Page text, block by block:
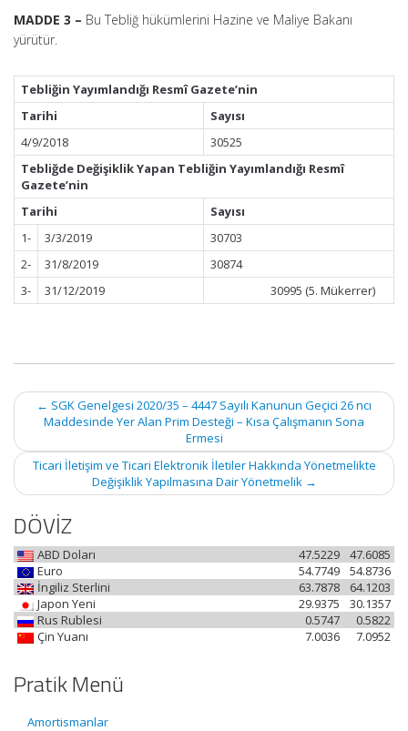
MADDE 3 – Bu Tebliğ hükümlerini Hazine ve Maliye Bakanı
yürütür.
Tebliğin Yayımlandığı Resmî Gazete’nin
Tarihi
Sayısı
4/9/2018
30525
Tebliğde Değişiklik Yapan Tebliğin Yayımlandığı Resmî
Gazete’nin
Tarihi
Sayısı
1-
3/3/2019
30703
2-
31/8/2019
30874
3-
31/12/2019 30995 (5. Mükerrer)
Post
navigation
← SGK Genelgesi 2020/35 – 4447 Sayılı Kanunun Geçici 26 ncı
Maddesinde Yer Alan Prim Desteği – Kısa Çalışmanın Sona
Ermesi
Ticari İletişim ve Ticari Elektronik İletiler Hakkında Yönetmelikte
Değişiklik Yapılmasına Dair Yönetmelik →
DÖVİZ
ABD Doları 47.6085
47.5229
Euro
54.8736
54.7749
İngiliz Sterlini
64.1203
63.7878
Japon Yeni
30.1357
29.9375
Rus Rublesi
0.5822
0.5747
Çin Yuanı
7.0952
7.0036
Pratik Menü
Amortismanlar